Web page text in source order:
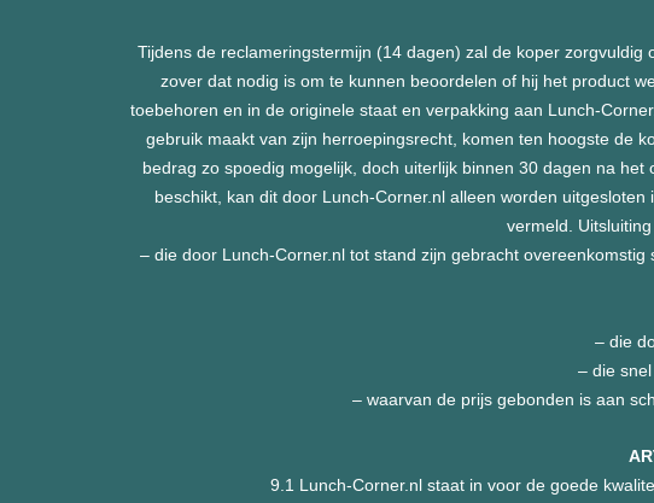
Tijdens de reclameringstermijn (14 dagen) zal de koper
zover dat nodig is om te kunnen beoordelen of hij het product
toebehoren en in de originele staat en verpakking aan Lunch-
gebruik maakt van zijn herroepingsrecht, komen ten hoogste de
bedrag zo spoedig mogelijk, doch uiterlijk binnen 30 dagen na
beschikt, kan dit door Lunch-Corner.nl alleen worden
vermeld.
– die door Lunch-Corner.nl tot stand zijn gebracht
– die
– die
– waarvan de prijs gebonden is aan
9.1 Lunch-Corner.nl staat in voor de goede